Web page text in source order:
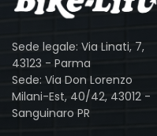
Sede legale: Via Linati, 7,
43123 - Parma
Sede: Via Don Lorenzo
Milani-Est, 40/42, 43012 -
Sanguinaro PR